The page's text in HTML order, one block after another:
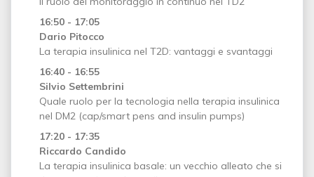
16:50 - 17:05
Dario Pitocco
La terapia insulinica nel T2D: vantaggi e svantaggi
16:40 - 16:55
Silvio Settembrini
Quale ruolo per la tecnologia nella terapia insulinica
nel DM2 (cap/smart pens and insulin pumps)
17:20 - 17:35
Riccardo Candido
La terapia insulinica basale: un vecchio alleato che si